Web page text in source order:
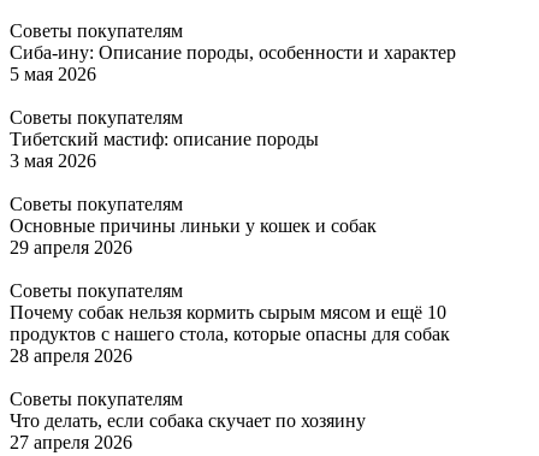
Советы покупателям
Сиба-ину: Описание породы, особенности и характер
5 мая 2026
Советы покупателям
Тибетский мастиф: описание породы
3 мая 2026
Советы покупателям
Основные причины линьки у кошек и собак
29 апреля 2026
Советы покупателям
Почему собак нельзя кормить сырым мясом и ещё 10
продуктов с нашего стола, которые опасны для собак
28 апреля 2026
Советы покупателям
Что делать, если собака скучает по хозяину
27 апреля 2026